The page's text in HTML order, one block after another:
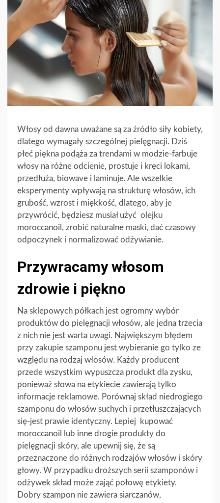
Włosy od dawna uważane są za źródło siły kobiety,
dlatego wymagały szczególnej pielęgnacji. Dziś
płeć piękna podąża za trendami w modzie-farbuje
włosy na różne odcienie, prostuje i kręci lokami,
przedłuża, biowave i laminuje. Ale wszelkie
eksperymenty wpływają na strukturę włosów, ich
grubość, wzrost i miękkość, dlatego, aby je
przywrócić, będziesz musiał użyć olejku
moroccanoil, zrobić naturalne maski, dać czasowy
odpoczynek i normalizować odżywianie.
Przywracamy włosom
zdrowie i piękno
Na sklepowych półkach jest ogromny wybór
produktów do pielęgnacji włosów, ale jedna trzecia
z nich nie jest warta uwagi. Największym błędem
przy zakupie szamponu jest wybieranie go tylko ze
względu na rodzaj włosów. Każdy producent
przede wszystkim wypuszcza produkt dla zysku,
ponieważ słowa na etykiecie zawierają tylko
informacje reklamowe. Porównaj skład niedrogiego
szamponu do włosów suchych i przetłuszczających
się-jest prawie identyczny. Lepiej kupować
moroccanoil lub inne drogie produkty do
pielęgnacji skóry, ale upewnij się, że są
przeznaczone do różnych rodzajów włosów i skóry
głowy. W przypadku droższych serii szamponów i
odżywek skład może zająć połowę etykiety.
Dobry szampon nie zawiera siarczanów,